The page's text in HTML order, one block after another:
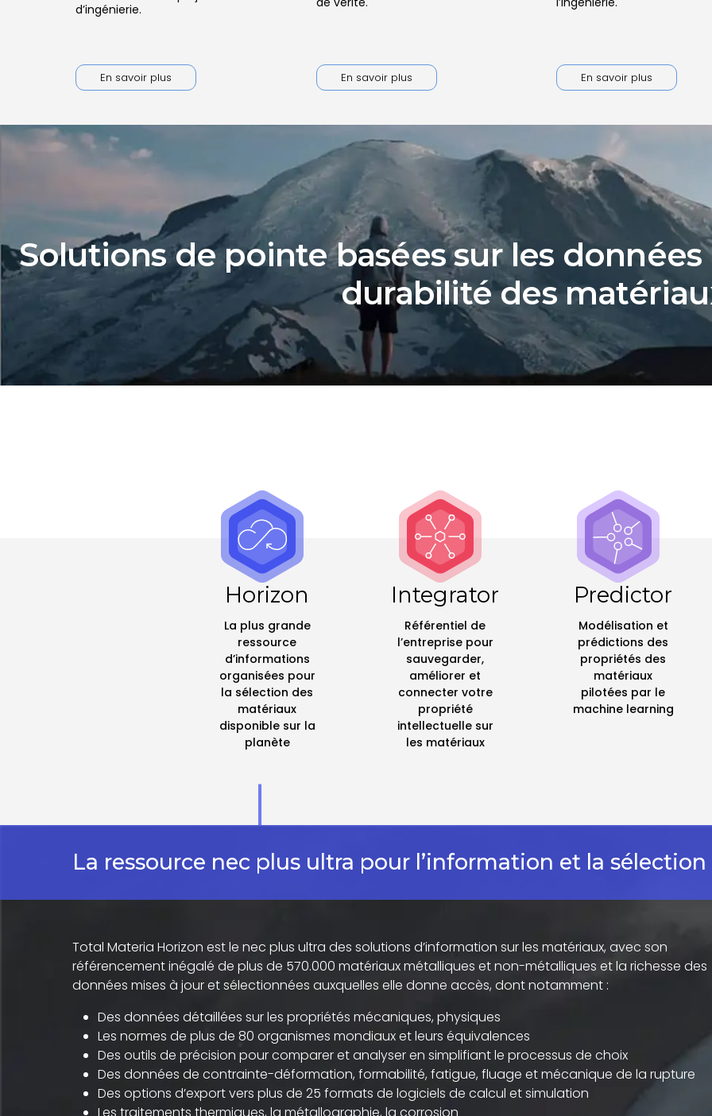
d’ingénierie.
En savoir plus En savoir plus En savoir plus
Solutions de pointe basées sur les
durabilité des
Horizon
La plus grande
ressource
d’informations
organisées pour
la sélection des
matériaux
disponible sur la
planète
Integrator
Référentiel de
l’entreprise pour
sauvegarder,
améliorer et
connecter votre
propriété
intellectuelle sur
les matériaux
Predictor
Modélisation et
prédictions des
propriétés des
matériaux
pilotées par le
machine learning
La ressource nec plus ultra pour l’information et la
Total Materia Horizon est le nec plus ultra des solutions d’information sur les matériaux, avec son
référencement inégalé de plus de 570.000 matériaux métalliques et non-métalliques et la richesse des
données mises à jour et sélectionnées auxquelles elle donne accès, dont notamment :
Des données détaillées sur les propriétés mécaniques, physiques
Les normes de plus de 80 organismes mondiaux et leurs équivalences
Des outils de précision pour comparer et analyser en simplifiant le processus de choix
Des données de contrainte-déformation, formabilité, fatigue, fluage et mécanique de la rupture
Des options d’export vers plus de 25 formats de logiciels de calcul et simulation